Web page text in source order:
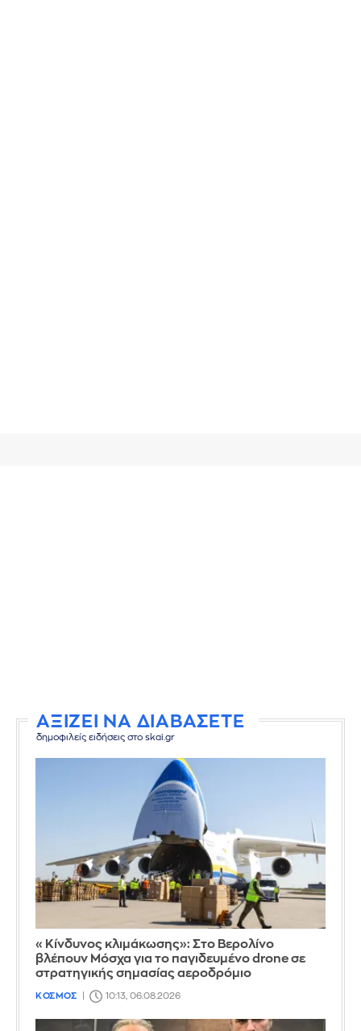
ΑΞΙΖΕΙ ΝΑ ΔΙΑΒΑΣΕΤΕ
δημοφιλείς ειδήσεις στο skai.gr
«Κίνδυνος κλιμάκωσης»: Στο Βερολίνο
βλέπουν Μόσχα για το παγιδευμένο drone σε
στρατηγικής σημασίας αεροδρόμιο
ΚΟΣΜΟΣ 10:13, 06.08.2026